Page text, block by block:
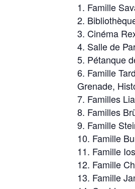
Famille
Cinéma
Salle de
Pétanque
Famille
Grenade,
Familles
Familles
Famille
Famille
Famille
Famille
Famille